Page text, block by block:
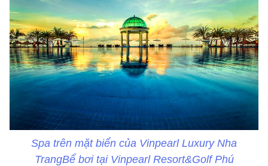
Spa trên mặt biển của Vinpearl Luxury Nha
TrangBể bơi tại Vinpearl Resort&Golf Phú